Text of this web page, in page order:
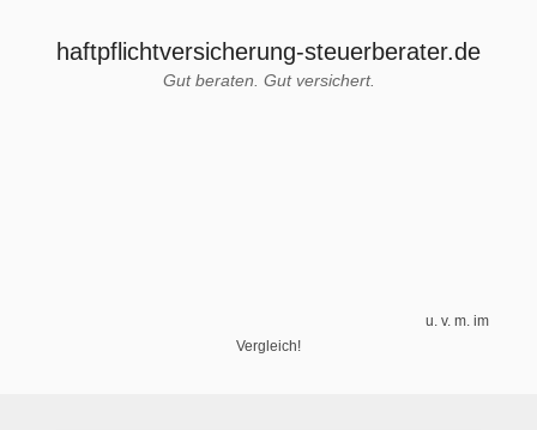
haftpflichtversicherung-steuerberater.de
Gut beraten. Gut versichert.
u. v. m. im
Vergleich!